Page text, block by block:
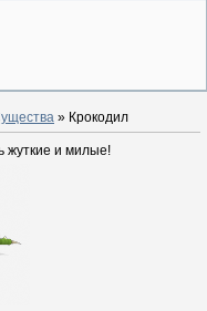
» Крокодил
жуткие и милые!